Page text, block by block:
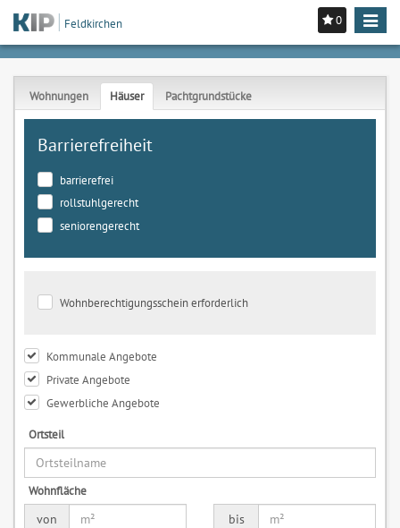
0
Toggle
Feldkirchen
Wohnungen Häuser Pachtgrundstücke
Barrierefreiheit
barrierefrei
rollstuhlgerecht
seniorengerecht
Wohnberechtigungsschein erforderlich
Kommunale Angebote
Private Angebote
Gewerbliche Angebote
Ortsteil
Wohnfläche
von
bis